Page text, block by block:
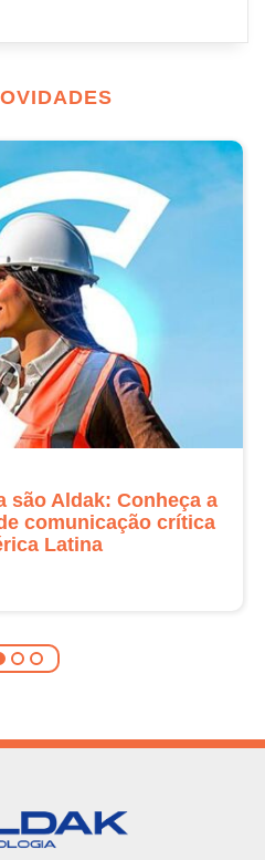
são Aldak: Conheça a
comunicação crítica
Latina